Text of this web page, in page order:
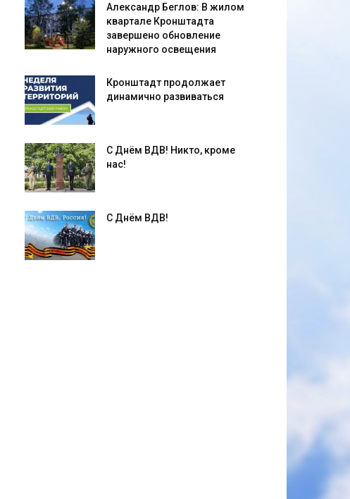
Александр Беглов: В жилом
квартале Кронштадта
завершено обновление
наружного освещения
Кронштадт продолжает
динамично развиваться
С Днём ВДВ! Никто, кроме
нас!
С Днём ВДВ!